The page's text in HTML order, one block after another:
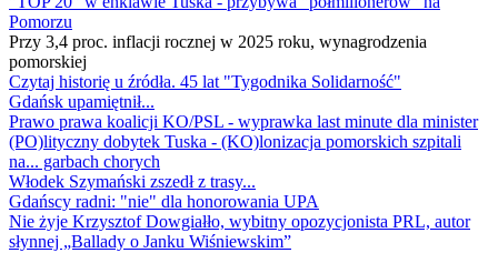
Pomorzu
Przy 3,4 proc. inflacji rocznej w 2025 roku, wynagrodzenia
pomorskiej
Czytaj historię u źródła. 45 lat "Tygodnika Solidarność"
Gdańsk upamiętnił...
Prawo prawa koalicji KO/PSL - wyprawka last minute dla minister
(PO)lityczny dobytek Tuska - (KO)lonizacja pomorskich szpitali
na... garbach chorych
Włodek Szymański zszedł z trasy...
Gdańscy radni: "nie" dla honorowania UPA
Nie żyje Krzysztof Dowgiałło, wybitny opozycjonista PRL, autor
słynnej „Ballady o Janku Wiśniewskim”